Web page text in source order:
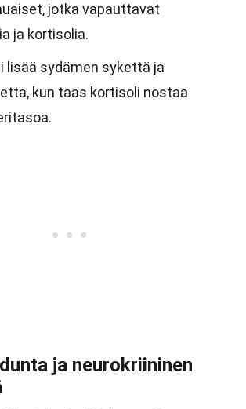
jotka vapauttavat
ja kortisolia.
lisää sydämen sykettä ja
kun taas kortisoli nostaa
ja neurokriininen